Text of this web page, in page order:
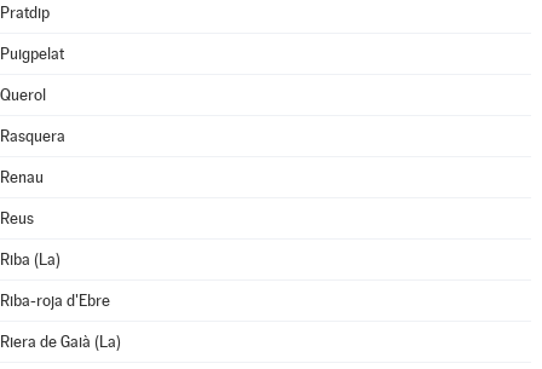
Pratdip
Puigpelat
Querol
Rasquera
Renau
Reus
Riba (La)
Riba-roja d'Ebre
Riera de Gaià (La)